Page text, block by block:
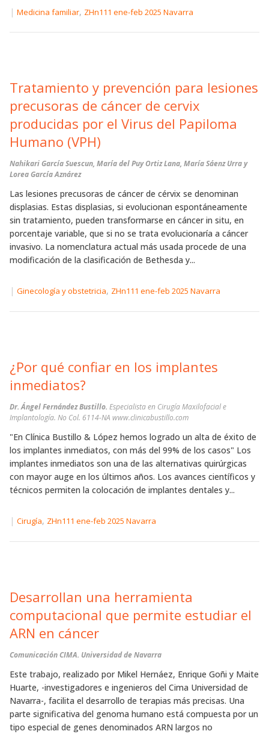
| Medicina familiar, ZHn111 ene-feb 2025 Navarra
Tratamiento y prevención para lesiones
precusoras de cáncer de cervix
producidas por el Virus del Papiloma
Humano (VPH)
Nahikari García Suescun, María del Puy Ortiz Lana, María Sáenz Urra y
Lorea García Aznárez
Las lesiones precusoras de cáncer de cérvix se denominan
displasias. Estas displasias, si evolucionan espontáneamente
sin tratamiento, pueden transformarse en cáncer in situ, en
porcentaje variable, que si no se trata evolucionaría a cáncer
invasivo. La nomenclatura actual más usada procede de una
modificación de la clasificación de Bethesda y...
| Ginecología y obstetricia, ZHn111 ene-feb 2025 Navarra
¿Por qué confiar en los implantes
inmediatos?
Dr. Ángel Fernández Bustillo. Especialista en Cirugía Maxilofacial e
Implantología. No Col. 6114-NA www.clinicabustillo.com
"En Clínica Bustillo & López hemos logrado un alta de éxito de
los implantes inmediatos, con más del 99% de los casos" Los
implantes inmediatos son una de las alternativas quirúrgicas
con mayor auge en los últimos años. Los avances científicos y
técnicos permiten la colocación de implantes dentales y...
| Cirugía, ZHn111 ene-feb 2025 Navarra
Desarrollan una herramienta
computacional que permite estudiar el
ARN en cáncer
Comunicación CIMA. Universidad de Navarra
Este trabajo, realizado por Mikel Hernáez, Enrique Goñi y Maite
Huarte, -investigadores e ingenieros del Cima Universidad de
Navarra-, facilita el desarrollo de terapias más precisas. Una
parte significativa del genoma humano está compuesta por un
tipo especial de genes denominados ARN largos no